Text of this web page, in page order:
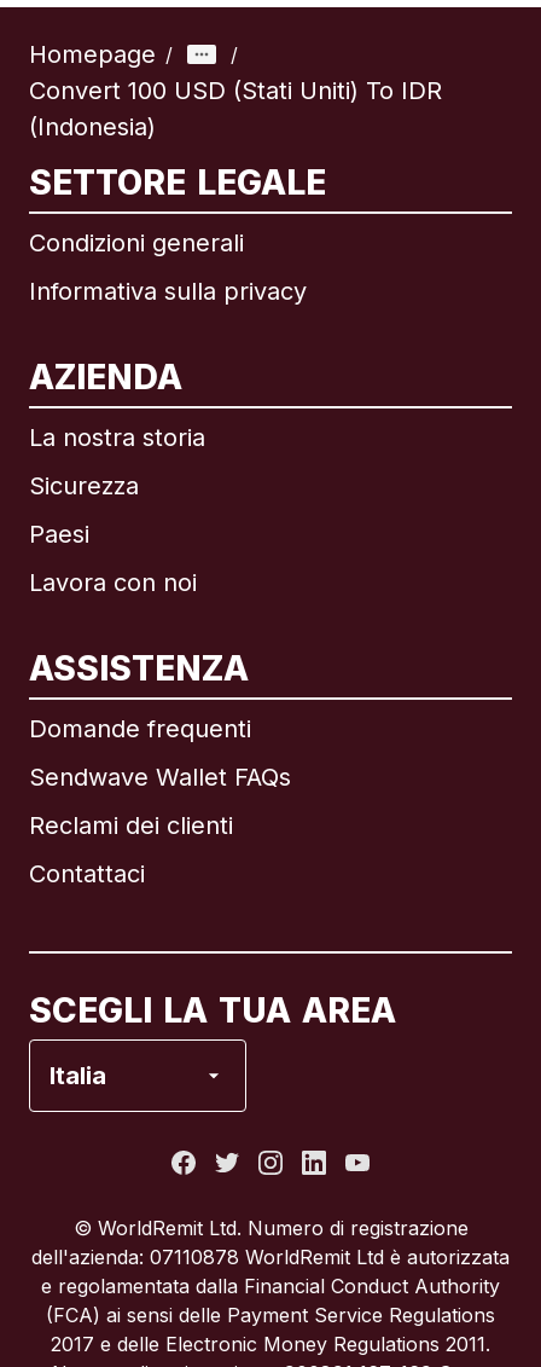
Homepage / /
Convert 100 USD (Stati Uniti) To IDR
(Indonesia)
SETTORE LEGALE
Condizioni generali
Informativa sulla privacy
AZIENDA
La nostra storia
Sicurezza
Paesi
Lavora con noi
ASSISTENZA
Domande frequenti
Sendwave Wallet FAQs
Reclami dei clienti
Contattaci
SCEGLI LA TUA AREA
Italia
Internazionale English
Brasile
Regno Unito
Spagna
© WorldRemit Ltd. Numero di registrazione
dell'azienda: 07110878 WorldRemit Ltd è autorizzata
e regolamentata dalla Financial Conduct Authority
(FCA) ai sensi delle Payment Service Regulations
2017 e delle Electronic Money Regulations 2011.